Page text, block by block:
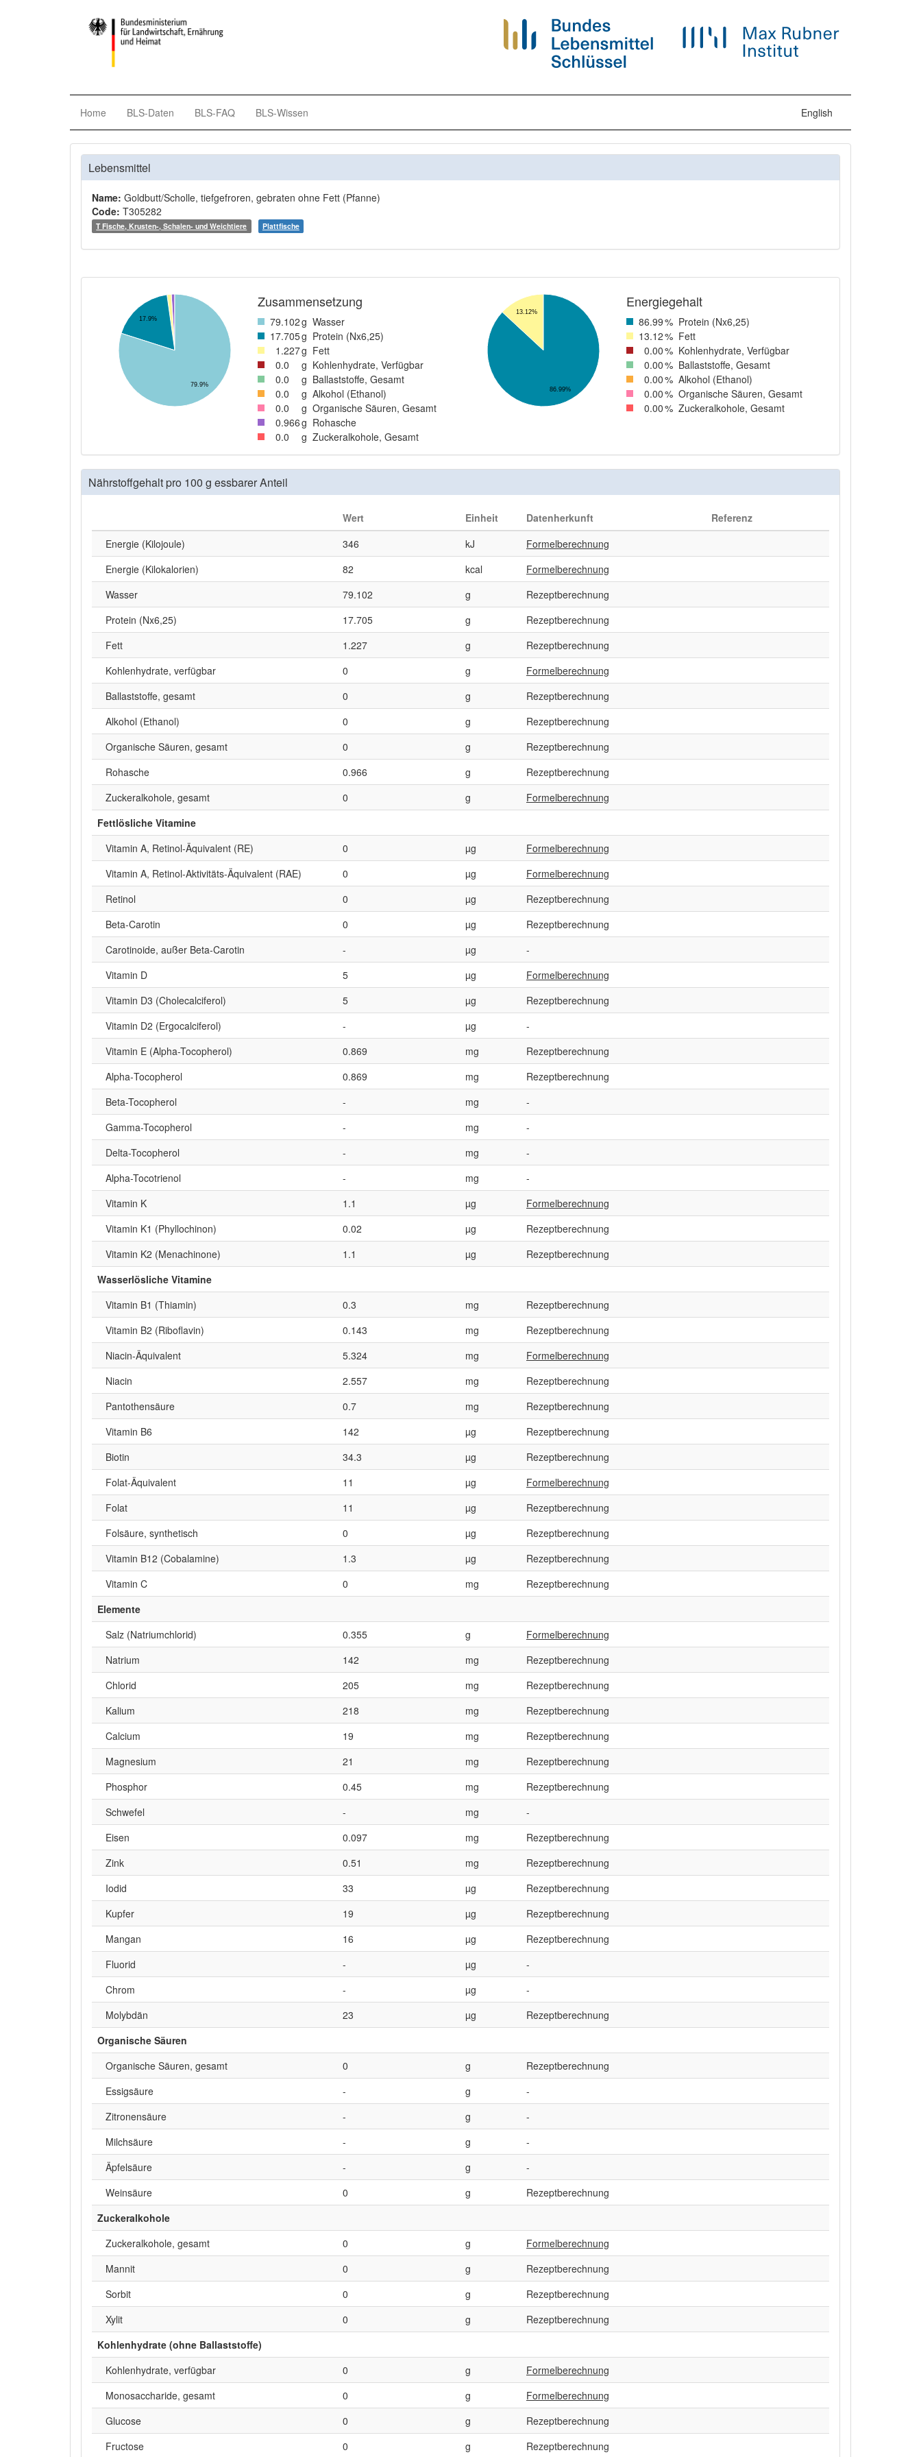
Home BLS-Daten BLS-FAQ BLS-Wissen English
Lebensmittel
Name: Goldbutt/Scholle, tiefgefroren, gebraten ohne Fett (Pfanne)
Code: T305282
T Fische, Krusten-, Schalen- und Weichtiere Plattfische
17.9%
79.9%
Zusammensetzung
79.102g Wasser
17.705g Protein (Nx6,25)
1 .227g Fett
0.0 g Kohlenhydrate, Verfügbar
0.0 g Ballaststoffe, Gesamt
0.0 g Alkohol (Ethanol)
0.0 g Organische Säuren, Gesamt
0.966g Rohasche
0.0 g Zuckeralkohole, Gesamt
13.12%
86.99%
Energiegehalt
86.99% Protein (Nx6,25)
13.12% Fett
0.00% Kohlenhydrate, Verfügbar
0.00% Ballaststoffe, Gesamt
0.00% Alkohol (Ethanol)
0.00% Organische Säuren, Gesamt
0.00% Zuckeralkohole, Gesamt
Nährstoffgehalt pro 100 g essbarer Anteil
Wert Einheit Datenherkunft
Referenz
Energie (Kilojoule)
346 kJ
Formelberechnung
Energie (Kilokalorien)
82 kcal
Formelberechnung
Wasser
79.102 g
Rezeptberechnung
Protein (Nx6,25)
17.705 g
Rezeptberechnung
Fett
1.227 g
Rezeptberechnung
Kohlenhydrate, verfügbar
0 g
Formelberechnung
Ballaststoffe, gesamt
0 g
Rezeptberechnung
Alkohol (Ethanol)
0 g
Rezeptberechnung
Organische Säuren, gesamt
0 g
Rezeptberechnung
Rohasche
0.966 g
Rezeptberechnung
Zuckeralkohole, gesamt
0 g
Formelberechnung
Fettlösliche Vitamine
Vitamin A, Retinol-Äquivalent (RE)
0 µg
Formelberechnung
Vitamin A, Retinol-Aktivitäts-Äquivalent (RAE)
0 µg
Formelberechnung
Retinol
0 µg
Rezeptberechnung
Beta‑Carotin
0 µg
Rezeptberechnung
Carotinoide, außer Beta-Carotin
- µg
-
Vitamin D
5 µg
Formelberechnung
Vitamin D3 (Cholecalciferol)
5 µg
Rezeptberechnung
Vitamin D2 (Ergocalciferol)
- µg
-
Vitamin E (Alpha-Tocopherol)
0.869 mg
Rezeptberechnung
Alpha‑Tocopherol
0.869 mg
Rezeptberechnung
Beta-Tocopherol
- mg
-
Gamma-Tocopherol
- mg
-
Delta-Tocopherol
- mg
-
Alpha-Tocotrienol
- mg
-
Vitamin K
1.1 µg
Formelberechnung
Vitamin K1 (Phyllochinon)
0.02 µg
Rezeptberechnung
Vitamin K2 (Menachinone)
1.1 µg
Rezeptberechnung
Wasserlösliche Vitamine
Vitamin B1 (Thiamin)
0.3 mg
Rezeptberechnung
Vitamin B2 (Riboflavin)
0.143 mg
Rezeptberechnung
Niacin-Äquivalent
5.324 mg
Formelberechnung
Niacin
2.557 mg
Rezeptberechnung
Pantothensäure
0.7 mg
Rezeptberechnung
Vitamin B6
142 µg
Rezeptberechnung
Biotin
34.3 µg
Rezeptberechnung
Folat-Äquivalent
11 µg
Formelberechnung
Folat
11 µg
Rezeptberechnung
Folsäure, synthetisch
0 µg
Rezeptberechnung
Vitamin B12 (Cobalamine)
1.3 µg
Rezeptberechnung
Vitamin C
0 mg
Rezeptberechnung
Elemente
Salz (Natriumchlorid)
0.355 g
Formelberechnung
Natrium
142 mg
Rezeptberechnung
Chlorid
205 mg
Rezeptberechnung
Kalium
218 mg
Rezeptberechnung
Calcium
19 mg
Rezeptberechnung
Magnesium
21 mg
Rezeptberechnung
Phosphor
0.45 mg
Rezeptberechnung
Schwefel
- mg
-
Eisen
0.097 mg
Rezeptberechnung
Zink
0.51 mg
Rezeptberechnung
Iodid
33 µg
Rezeptberechnung
Kupfer
19 µg
Rezeptberechnung
Mangan
16 µg
Rezeptberechnung
Fluorid
- µg
-
Chrom
- µg
-
Molybdän
23 µg
Rezeptberechnung
Organische Säuren
Organische Säuren, gesamt
0 g
Rezeptberechnung
Essigsäure
- g
-
Zitronensäure
- g
-
Milchsäure
- g
-
Äpfelsäure
- g
-
Weinsäure
0 g
Rezeptberechnung
Zuckeralkohole
Zuckeralkohole, gesamt
0 g
Formelberechnung
Mannit
0 g
Rezeptberechnung
Sorbit
0 g
Rezeptberechnung
Xylit
0 g
Rezeptberechnung
Kohlenhydrate (ohne Ballaststoffe)
Kohlenhydrate, verfügbar
0 g
Formelberechnung
Monosaccharide, gesamt
0 g
Formelberechnung
Glucose
0 g
Rezeptberechnung
Fructose
0 g Rezeptberechnung